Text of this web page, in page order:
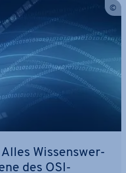
Wis­sens­wer­
des OSI-